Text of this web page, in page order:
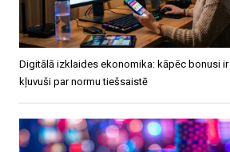
Digitālā izklaides ekonomika: kāpēc bonusi ir
kļuvuši par normu tiešsaistē